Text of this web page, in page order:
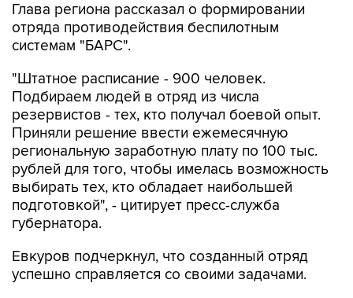
Глава региона рассказал о формировании
отряда противодействия беспилотным
системам "БАРС".
"Штатное расписание - 900 человек.
Подбираем людей в отряд из числа
резервистов - тех, кто получал боевой опыт.
Приняли решение ввести ежемесячную
региональную заработную плату по 100 тыс.
рублей для того, чтобы имелась возможность
выбирать тех, кто обладает наибольшей
подготовкой", - цитирует пресс-служба
губернатора.
Евкуров подчеркнул, что созданный отряд
успешно справляется со своими задачами.